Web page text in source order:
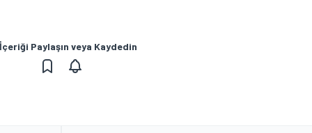
Paylaşın veya Kaydedin